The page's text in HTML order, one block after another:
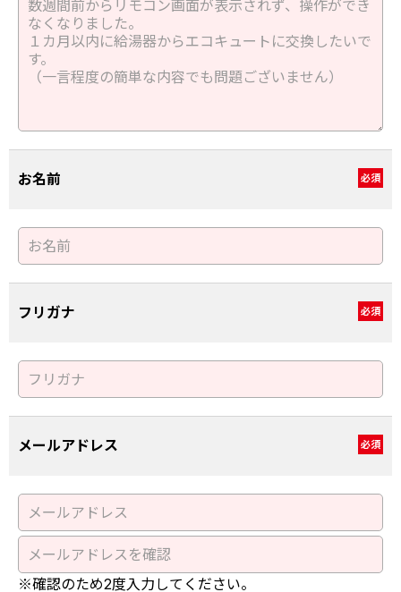
お名前 必須
フリガナ 必須
メールアドレス 必須
※確認のため2度入力してください。